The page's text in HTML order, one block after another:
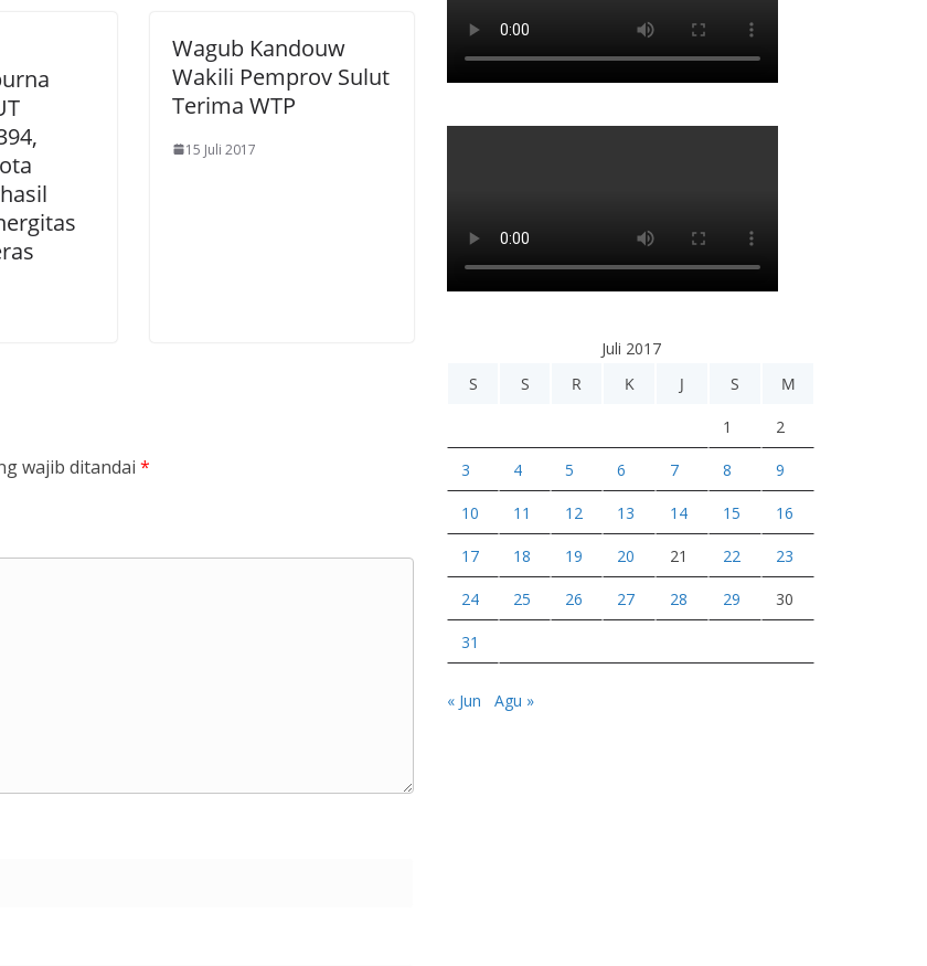
Wagub Kandouw
Wakili Pemprov Sulut
Terima WTP
15 Juli 2017
wajib ditandai *
Juli 2017
S
S R K J S M
1 2
3 4 5 6 7 8 9
10 11 12 13 14 15 16
17 18 19 20 21 22 23
24 25 26 27 28 29 30
31
« Jun Agu »